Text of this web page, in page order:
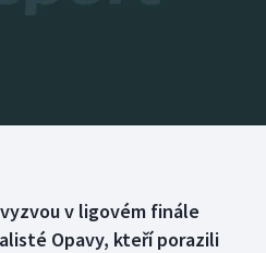
v ligovém finále
Opavy, kteří porazili